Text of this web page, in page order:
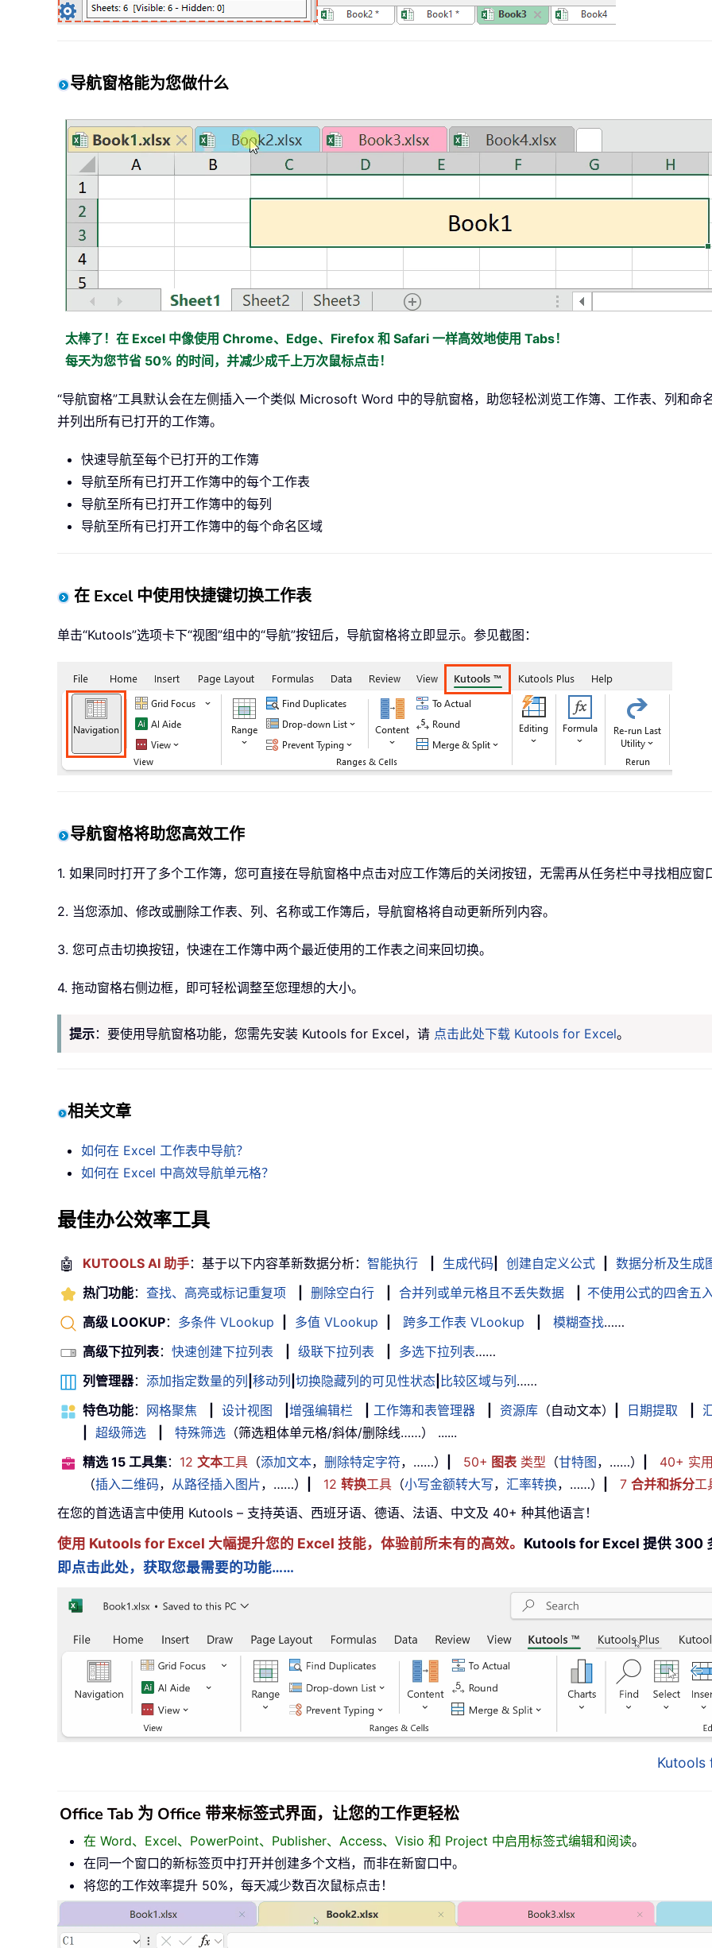
导航窗格能为您做什么
太棒了！在 Excel 中像使用 Chrome、Edge、Firefox 和 Safari 一样高效地使用 Tabs！
每天为您节省 50% 的时间，并减少成千上万次鼠标点击！
“导航窗格”工具默认会在左侧插入一个类似 Microsoft Word 中的导航窗格，助您轻松浏览工作簿、工作表、列和命
并列出所有已打开的工作簿。
快速导航至每个已打开的工作簿
导航至所有已打开工作簿中的每个工作表
导航至所有已打开工作簿中的每列
导航至所有已打开工作簿中的每个命名区域
在 Excel 中使用快捷键切换工作表
单击“Kutools”选项卡下“视图”组中的“导航”按钮后，导航窗格将立即显示。参见截图：
导航窗格将助您高效工作
1. 如果同时打开了多个工作簿，您可直接在导航窗格中点击对应工作簿后的关闭按钮，无需再从任务栏中寻找相应窗
2. 当您添加、修改或删除工作表、列、名称或工作簿后，导航窗格将自动更新所列内容。
3. 您可点击切换按钮，快速在工作簿中两个最近使用的工作表之间来回切换。
4. 拖动窗格右侧边框，即可轻松调整至您理想的大小。
提示：要使用导航窗格功能，您需先安装 Kutools for Excel，请 点击此处下载 Kutools for Excel。
相关文章
如何在 Excel 工作表中导航？
如何在 Excel 中高效导航单元格？
最佳办公效率工具
🤖 KUTOOLS AI 助手：基于以下内容革新数据分析： 智能执行 生成代码 创建自定义公式
数据分析及生成
热门功能： 查找、高亮或标记重复项 删除空白行 合并列或单元格且不丢失数据
不使用公式的四舍五
高级 LOOKUP： 多条件 VLookup 多值 VLookup 跨多工作表 VLookup 模糊查找……
高级下拉列表： 快速创建下拉列表 级联下拉列表 多选下拉列表……
列管理器： 添加指定数量的列 移动列 切换隐藏列的可见性状态 比较区域与列 ……
特色功能： 网格聚焦 设计视图 增强编辑栏 工作簿和表管理器 资源库 （自动文本） 日期提取
超级筛选 特殊筛选 （筛选粗体单元格/斜体/删除线……） ......
精选 15 工具集： 12 文本工具 （添加文本， 删除特定字符，……） 50+ 图表类型 （甘特图 ，……）
40+ 实
（插入二维码， 从路径插入图片，……） 12 转换工具 （小写金额转大写， 汇率转换，……） 7 合并和拆分工
在您的首选语言中使用 Kutools – 支持英语、西班牙语、德语、法语、中文及 40+ 种其他语言！
使用 Kutools for Excel 大幅提升您的 Excel 技能，体验前所未有的高效。 Kutools for Excel 提供 300
即点击此处，获取您最需要的功能……
Kutools
Office Tab 为 Office 带来标签式界面，让您的工作更轻松
在 Word、Excel、PowerPoint、Publisher、Access、Visio 和 Project 中启用标签式编辑和阅读。
在同一个窗口的新标签页中打开并创建多个文档，而非在新窗口中。
将您的工作效率提升 50%，每天减少数百次鼠标点击！